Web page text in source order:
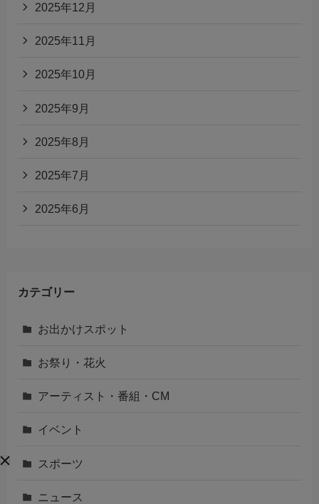
2025年12月
2025年11月
2025年10月
2025年9月
2025年8月
2025年7月
2025年6月
カテゴリー
お出かけスポット
お祭り・花火
アーティスト・番組・CM
イベント
スポーツ
ニュース